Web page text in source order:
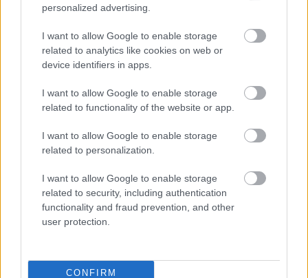
personalized advertising.
I want to allow Google to enable storage
related to analytics like cookies on web or
device identifiers in apps.
I want to allow Google to enable storage
related to functionality of the website or app.
I want to allow Google to enable storage
related to personalization.
I want to allow Google to enable storage
related to security, including authentication
functionality and fraud prevention, and other
user protection.
CONFIRM
FOTO. “Vai tas ir normāli?”